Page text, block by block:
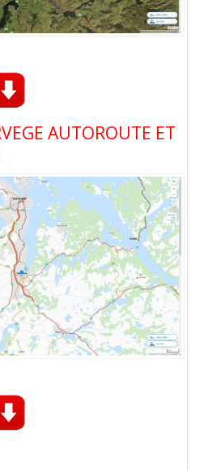
AUTOROUTE ET